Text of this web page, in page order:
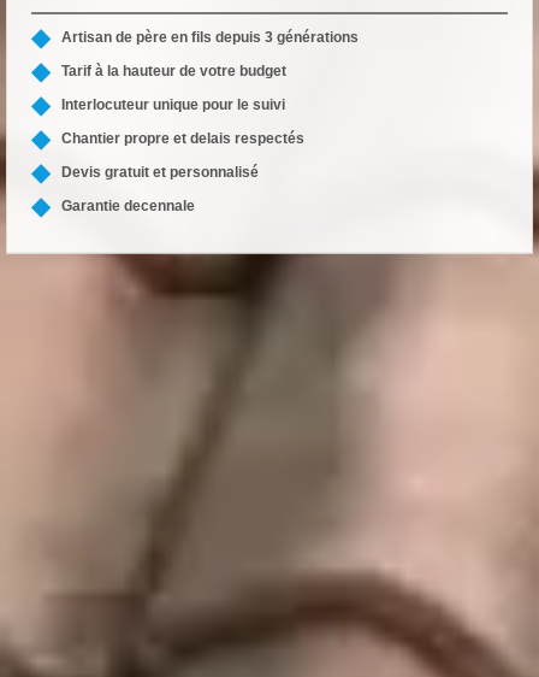
Artisan de père en fils depuis 3 générations
Tarif à la hauteur de votre budget
Interlocuteur unique pour le suivi
Chantier propre et delais respectés
Devis gratuit et personnalisé
Garantie decennale